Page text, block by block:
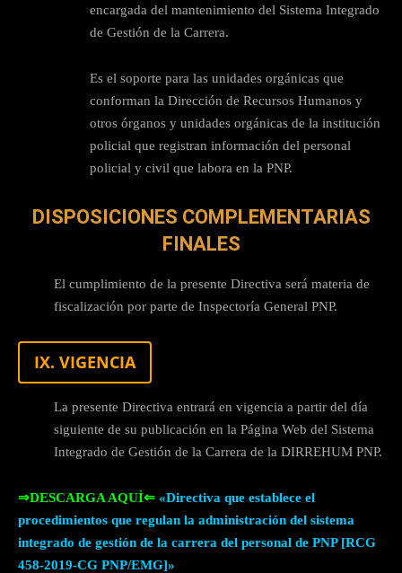
encargada del mantenimiento del Sistema Integrado
de Gestión de la Carrera.
Es el soporte para las unidades orgánicas que
conforman la Dirección de Recursos Humanos y
otros órganos y unidades orgánicas de la institución
policial que registran información del personal
policial y civil que labora en la PNP.
DISPOSICIONES COMPLEMENTARIAS
FINALES
El cumplimiento de la presente Directiva será materia de
fiscalización por parte de Inspectoría General PNP.
IX. VIGENCIA
La presente Directiva entrará en vigencia a partir del día
siguiente de su publicación en la Página Web del Sistema
Integrado de Gestión de la Carrera de la DIRREHUM PNP.
⇒DESCARGA AQUÌ⇐ «Directiva que establece el
procedimientos que regulan la administración del sistema
integrado de gestión de la carrera del personal de PNP [RCG
458-2019-CG PNP/EMG]»